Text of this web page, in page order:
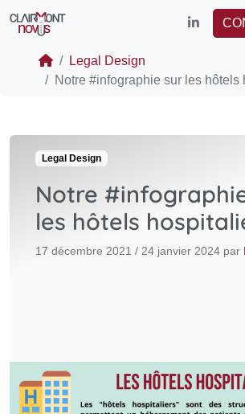
Legal Design
Notre #infographie sur les hôtels
Legal Design
Notre
les hôtels
17 décembre 2021 / 24 janvier 2024 par